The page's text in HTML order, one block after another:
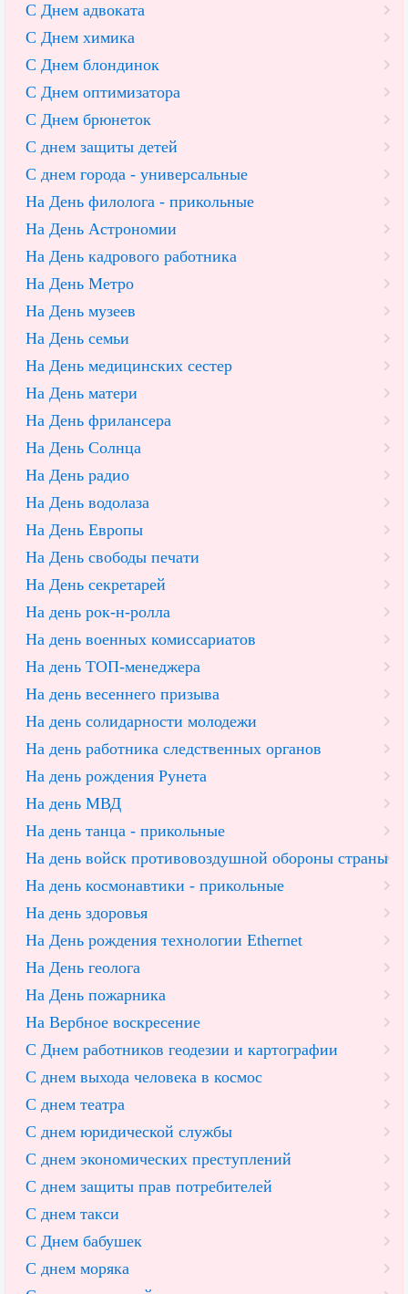
С Днем адвоката
С Днем химика
С Днем блондинок
С Днем оптимизатора
С Днем брюнеток
С днем защиты детей
С днем города - универсальные
На День филолога - прикольные
На День Астрономии
На День кадрового работника
На День Метро
На День музеев
На День семьи
На День медицинских сестер
На День матери
На День фрилансера
На День Солнца
На День радио
На День водолаза
На День Европы
На День свободы печати
На День секретарей
На день рок-н-ролла
На день военных комиссариатов
На день ТОП-менеджера
На день весеннего призыва
На день солидарности молодежи
На день работника следственных органов
На день рождения Рунета
На день МВД
На день танца - прикольные
На день войск противовоздушной обороны страны
На день космонавтики - прикольные
На день здоровья
На День рождения технологии Ethernet
На День геолога
На День пожарника
На Вербное воскресение
С Днем работников геодезии и картографии
С днем выхода человека в космос
С днем театра
С днем юридической службы
С днем экономических преступлений
С днем защиты прав потребителей
С днем такси
С Днем бабушек
С днем моряка